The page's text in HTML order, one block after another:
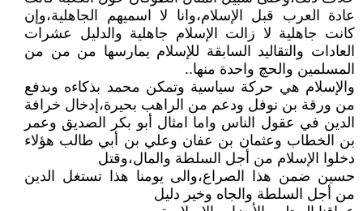
عادة العرب قبل الإسلام،وانا لا اسميهم الجاهلية،وإن
كانت جاهلية لا زالت الإسلام جاهلية والدليل عشرات
العادات والتقاليد السابقة للإسلام يمارسها من من من
المسلمين والحچ واحدة منها..
والإسلام هي حركة سياسية وتمكن محمد بذكاءه وبدفع
من ورقة بن نوفل ودعم من الراهب بحيرة،إدخال خرافة
الدين في عقول الناس واما امثال أبو بكر الصديق وعمر
بن الخطاب وعثمان بن عفان وعلي بن أبي طالب هؤلاء
دخلوا الإسلام من أجل السلطة والمال،وقتل
حسين ضمن هذا الصراع،والى يومنا هذا تستغل الدين
من أجل السلطة والجاه وخير دليل